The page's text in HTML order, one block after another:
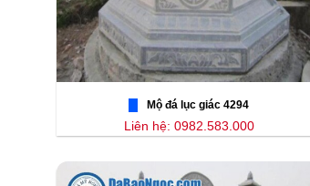
Mộ đá lục giác 4294
Liên hệ: 0982.583.000